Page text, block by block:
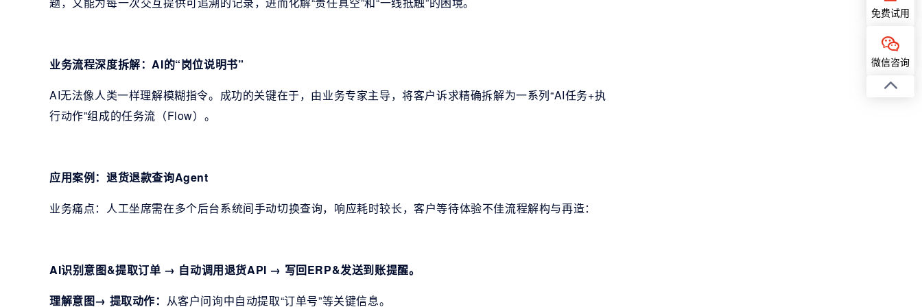
业务流程深度拆解：AI的“岗位说明书”
AI无法像人类一样理解模糊指令。成功的关键在于，由业务专家主导，将客户诉求精确拆解为一系列“AI任务+执
行动作”组成的任务流（Flow）。
应用案例：退货退款查询Agent
业务痛点：人工坐席需在多个后台系统间手动切换查询，响应耗时较长，客户等待体验不佳流程解构与再造：
AI识别意图&提取订单 → 自动调用退货API → 写回ERP&发送到账提醒。
理解意图→ 提取动作： 从客户问询中自动提取“订单号”等关键信息。
免费试用
微信咨询